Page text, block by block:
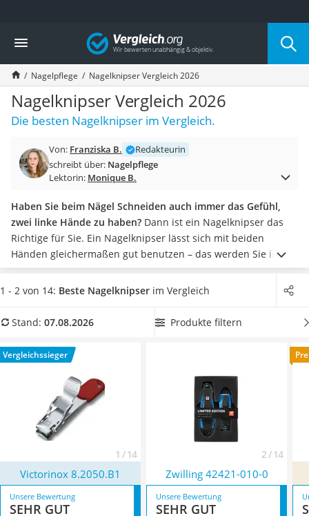
Die beliebtesten Vergleiche nach Kategorie
Drogerie
Inhalator
Haarschneider
Rollator
Braun Rasierer
Katzenklappe (Chip)
Masturbator
Massagepistole
Reisehaartrockner
Eiweißpulver
Magnesiumpräparat
Katzenklappe
Nackenmassagegerät
Zeckenschutz Katze
Philips-Sonicare-Zahnbürste
Mineralfutter Pferd
Massagegerät
Vergleich
Nagelpflege Nagelknipser Vergleich 2026
Nagelknipser Vergleich 2026
Die besten Nagelknipser im Vergleich.
Von: Franziska B.
Redakteurin
schreibt über: Nagelpflege
Lektorin: Monique B.
Haben Sie beim Nägel Schneiden auch immer das Gefühl,
zwei linke Hände zu haben? Dann ist ein Nagelknipser das
Richtige für Sie. Ein Nagelknipser lässt sich mit beiden
Händen gleichermaßen gut benutzen – das werden Sie im
Praxis-Test sehen – und die Nagelpflege ist damit in
Windeseile erledigt. Die meisten Nagelknipser haben eine
angepasst ist.Insider-Tipp
: Wählen Sie einen Nagelknipser
Nagelpflege dabei. Überzeugt hat uns hier im August 2026
besonders das Modell
Eigenschaften.
1 - 2 von 14: Beste Nagelknipser im Vergleich
Stand: 07.08.2026 Produkte filtern
Vergleichssieger
1 / 14 2 / 14
Victorinox 8.2050.B1 Zwilling 42421-010-0
Unsere Bewertung
SEHR GUT
Unsere Bewertung
SEHR GUT